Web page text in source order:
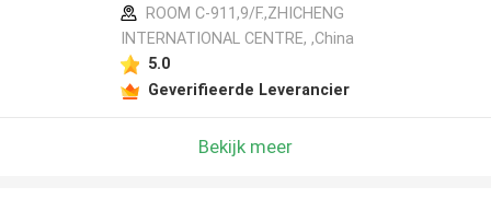
ROOM C-911,9/F.,ZHICHENG
INTERNATIONAL CENTRE, ,China
5.0
Geverifieerde Leverancier
Bekijk meer